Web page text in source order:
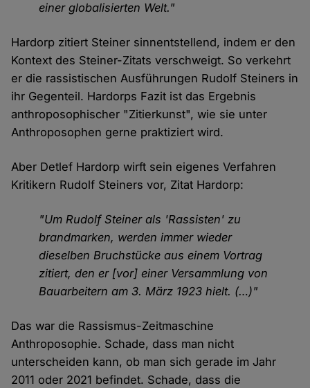
einer globalisierten Welt."
Hardorp zitiert Steiner sinnentstellend, indem er den
Kontext des Steiner-Zitats verschweigt. So verkehrt
er die rassistischen Ausführungen Rudolf Steiners in
ihr Gegenteil. Hardorps Fazit ist das Ergebnis
anthroposophischer "Zitierkunst", wie sie unter
Anthroposophen gerne praktiziert wird.
Aber Detlef Hardorp wirft sein eigenes Verfahren
Kritikern Rudolf Steiners vor, Zitat Hardorp:
"Um Rudolf Steiner als 'Rassisten' zu
brandmarken, werden immer wieder
dieselben Bruchstücke aus einem Vortrag
zitiert, den er [vor] einer Versammlung von
Bauarbeitern am 3. März 1923 hielt. (…)"
Das war die Rassismus-Zeitmaschine
Anthroposophie. Schade, dass man nicht
unterscheiden kann, ob man sich gerade im Jahr
2011 oder 2021 befindet. Schade, dass die